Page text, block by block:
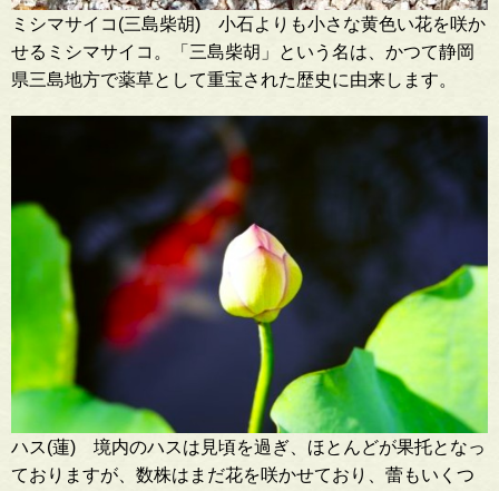
ミシマサイコ(三島柴胡) 小石よりも小さな黄色い花を咲か
せるミシマサイコ。「三島柴胡」という名は、かつて静岡
県三島地方で薬草として重宝された歴史に由来します。
ハス(蓮) 境内のハスは見頃を過ぎ、ほとんどが果托となっ
ておりますが、数株はまだ花を咲かせており、蕾もいくつ